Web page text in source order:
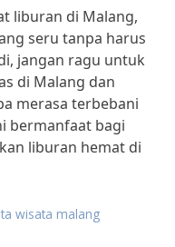
liburan di Malang,
seru tanpa harus
jangan ragu untuk
di Malang dan
merasa terbebani
bermanfaat bagi
liburan hemat di
wisata malang